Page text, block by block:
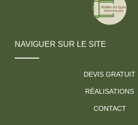
NAVIGUER SUR LE SITE
DEVIS GRATUIT
RÉALISATIONS
CONTACT